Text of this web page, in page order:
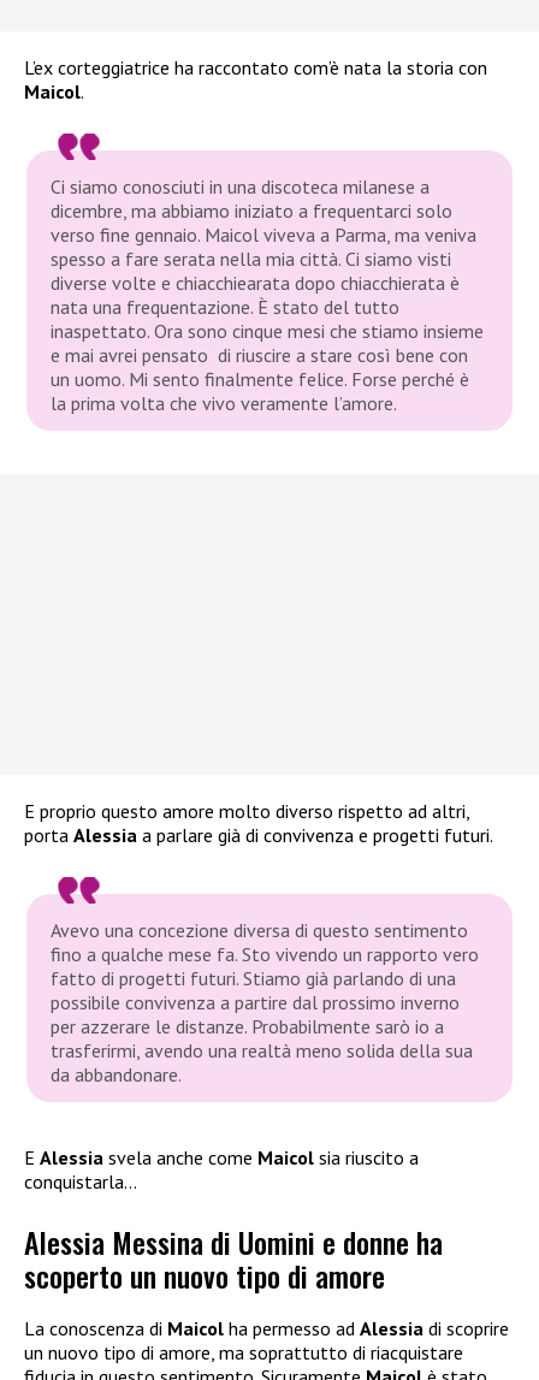
L’ex corteggiatrice ha raccontato com’è nata la storia con
Maicol.
Ci siamo conosciuti in una discoteca milanese a
dicembre, ma abbiamo iniziato a frequentarci solo
verso fine gennaio. Maicol viveva a Parma, ma veniva
spesso a fare serata nella mia città. Ci siamo visti
diverse volte e chiacchiearata dopo chiacchierata è
nata una frequentazione. È stato del tutto
inaspettato. Ora sono cinque mesi che stiamo insieme
e mai avrei pensato di riuscire a stare così bene con
un uomo. Mi sento finalmente felice. Forse perché è
la prima volta che vivo veramente l’amore.
E proprio questo amore molto diverso rispetto ad altri,
porta Alessia a parlare già di convivenza e progetti futuri.
Avevo una concezione diversa di questo sentimento
fino a qualche mese fa. Sto vivendo un rapporto vero
fatto di progetti futuri. Stiamo già parlando di una
possibile convivenza a partire dal prossimo inverno
per azzerare le distanze. Probabilmente sarò io a
trasferirmi, avendo una realtà meno solida della sua
da abbandonare.
E Alessia svela anche come Maicol sia riuscito a
conquistarla…
Alessia Messina di Uomini e donne ha
scoperto un nuovo tipo di amore
La conoscenza di Maicol ha permesso ad Alessia di scoprire
un nuovo tipo di amore, ma soprattutto di riacquistare